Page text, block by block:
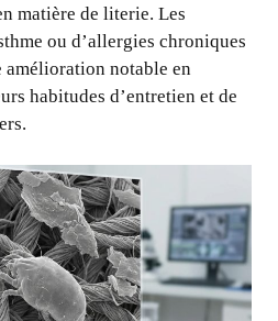
matière de literie. Les
ou d’allergies chroniques
notable en
habitudes d’entretien et de